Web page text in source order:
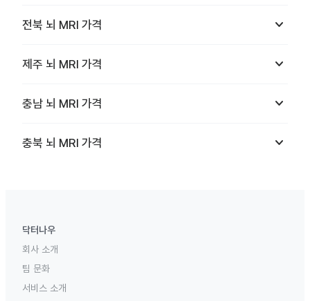
전북 뇌 MRI 가격 keyboard_arrow_down
제주 뇌 MRI 가격 keyboard_arrow_down
충남 뇌 MRI 가격 keyboard_arrow_down
충북 뇌 MRI 가격 keyboard_arrow_down
닥터나우
회사 소개
팀 문화
서비스 소개